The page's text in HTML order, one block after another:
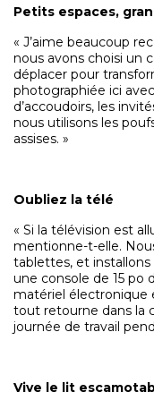
Petits espaces,
« J’aime beaucoup
nous avons choisi un
déplacer pour
photographiée ici
d’accoudoirs, les
nous utilisons les
assises. »
Oubliez la télé
« Si la télévision est
mentionne-t-elle.
tablettes, et installons
une console de 15
matériel électronique
tout retourne dans la
journée de travail
Vive le lit